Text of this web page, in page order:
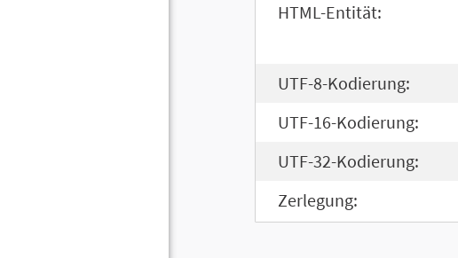
HTML-Entität:
UTF-8-Kodierung:
UTF-16-Kodierung:
UTF-32-Kodierung:
Zerlegung: